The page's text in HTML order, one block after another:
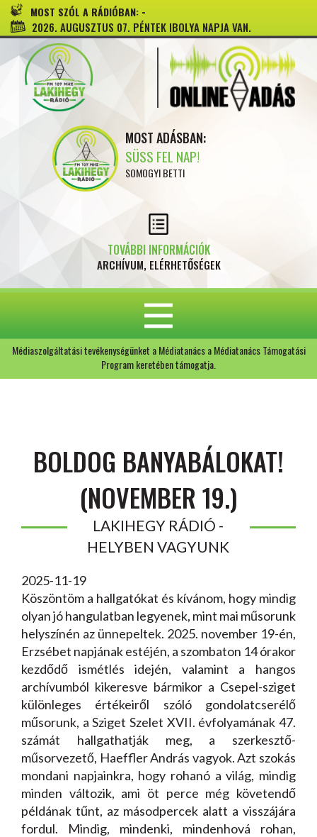
MOST SZÓL A RÁDIÓBAN: -
2026. AUGUSZTUS 07. PÉNTEK IBOLYA NAPJA VAN.
MOST ADÁSBAN:
SÜSS FEL NAP!
SOMOGYI BETTI
TOVÁBBI INFORMÁCIÓK
ARCHÍVUM, ELÉRHETŐSÉGEK
Médiaszolgáltatási tevékenységünket a Médiatanács a Médiatanács Támogatási
Program keretében támogatja.
BOLDOG BANYABÁLOKAT!
(NOVEMBER 19.)
LAKIHEGY RÁDIÓ -
HELYBEN VAGYUNK
2025-11-19
Köszöntöm a hallgatókat és kívánom, hogy mindig
olyan jó hangulatban legyenek, mint mai műsorunk
helyszínén az ünnepeltek. 2025. november 19-én,
Erzsébet napjának estéjén, a szombaton 14 órakor
kezdődő ismétlés idején, valamint a hangos
archívumból kikeresve bármikor a Csepel-sziget
különleges értékeiről szóló gondolatcserélő
műsorunk, a Sziget Szelet XVII. évfolyamának 47.
számát hallgathatják meg, a szerkesztő-
műsorvezető, Haeffler András vagyok. Azt szokás
mondani napjainkra, hogy rohanó a világ, mindig
minden változik, ami öt perce még követendő
példának tűnt, az másodpercek alatt a visszájára
fordul. Mindig, mindenki, mindenhová rohan,